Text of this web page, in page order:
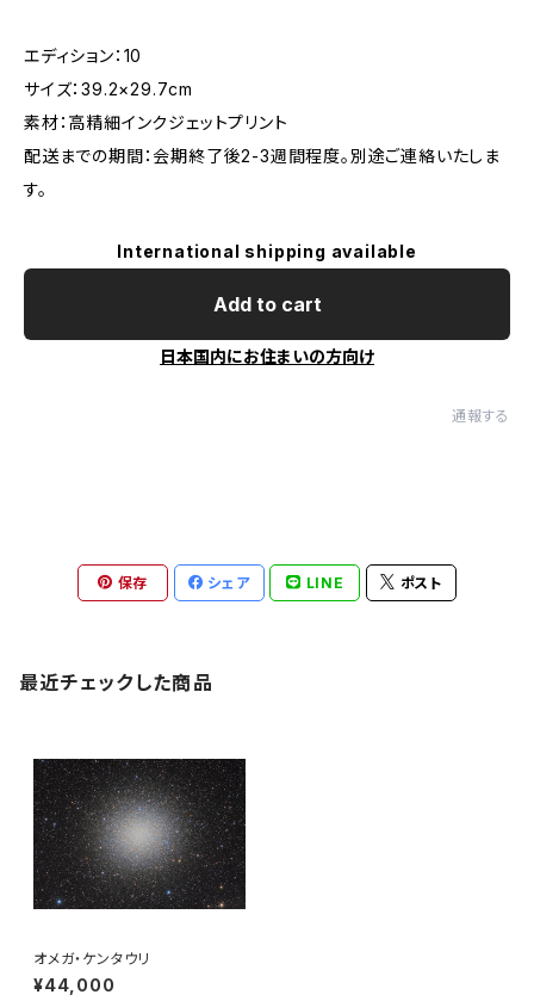
エディション：10
サイズ：39.2×29.7cm
素材：高精細インクジェットプリント
配送までの期間：会期終了後2-3週間程度。別途ご連絡いたしま
す。
International shipping available
Add to cart
日本国内にお住まいの方向け
通報する
保存 シェア LINE ポスト
最近チェックした商品
オメガ・ケンタウリ
¥44,000